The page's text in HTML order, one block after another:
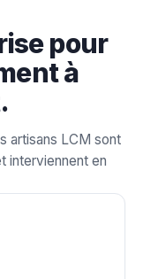
pour
à
artisans LCM sont
interviennent en